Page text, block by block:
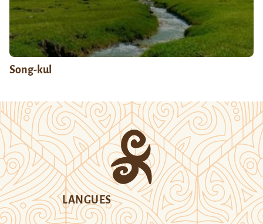
Song-kul
LANGUES